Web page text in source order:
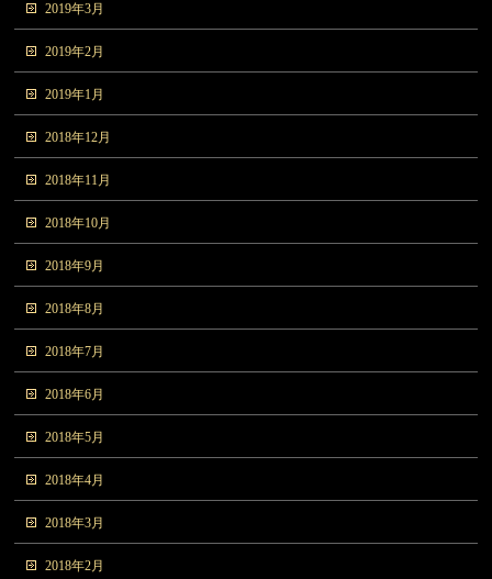
2019年3月
2019年2月
2019年1月
2018年12月
2018年11月
2018年10月
2018年9月
2018年8月
2018年7月
2018年6月
2018年5月
2018年4月
2018年3月
2018年2月